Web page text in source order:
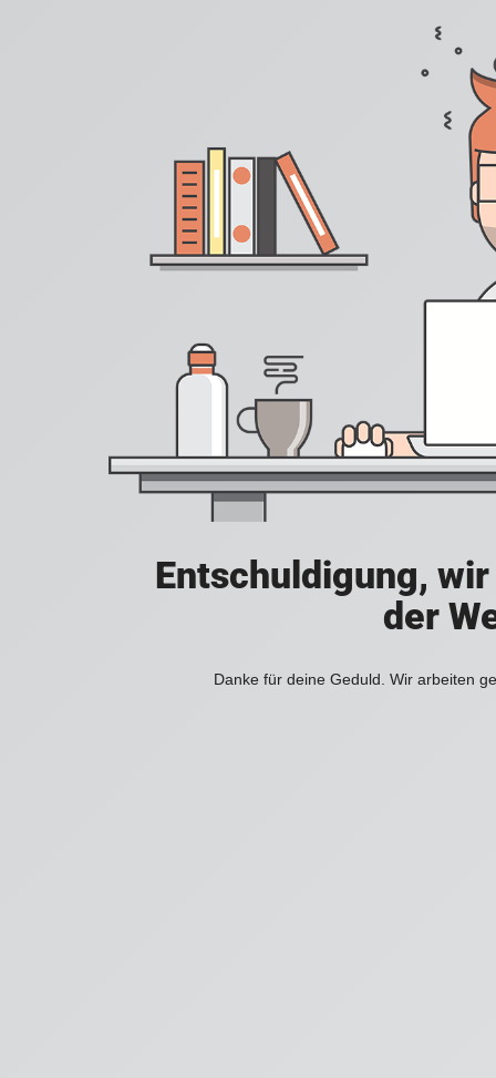
Entschuldigung,
der
Danke für deine Geduld. Wir arbeiten